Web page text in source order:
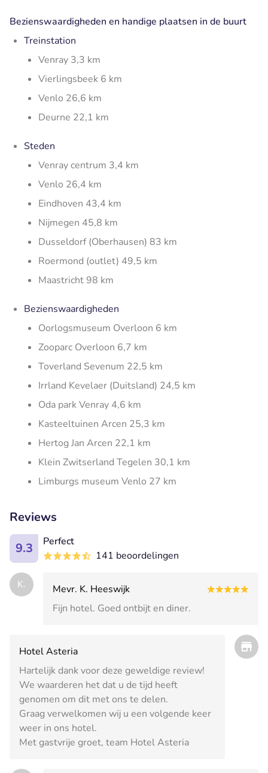
Bezienswaardigheden en handige plaatsen in de buurt
Treinstation
Venray 3,3 km
Vierlingsbeek 6 km
Venlo 26,6 km
Deurne 22,1 km
Steden
Venray centrum 3,4 km
Venlo 26,4 km
Eindhoven 43,4 km
Nijmegen 45,8 km
Dusseldorf (Oberhausen) 83 km
Roermond (outlet) 49,5 km
Maastricht 98 km
Bezienswaardigheden
Oorlogsmuseum Overloon 6 km
Zooparc Overloon 6,7 km
Toverland Sevenum 22,5 km
Irrland Kevelaer (Duitsland) 24,5 km
Oda park Venray 4,6 km
Kasteeltuinen Arcen 25,3 km
Hertog Jan Arcen 22,1 km
Klein Zwitserland Tegelen 30,1 km
Limburgs museum Venlo 27 km
Reviews
9.3
Perfect
141 beoordelingen
K.
Mevr. K. Heeswijk
Fijn hotel. Goed ontbijt en diner.
Hotel Asteria
Hartelijk dank voor deze geweldige review!
We waarderen het dat u de tijd heeft
genomen om dit met ons te delen.
Graag verwelkomen wij u een volgende keer
weer in ons hotel.
Met gastvrije groet, team Hotel Asteria